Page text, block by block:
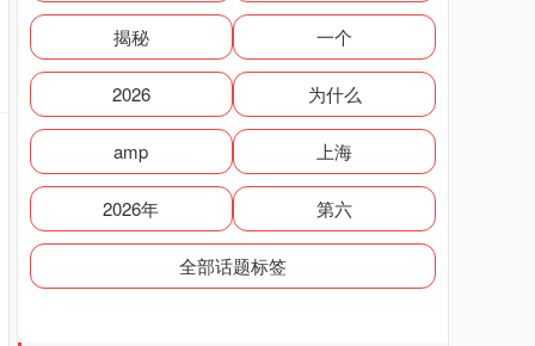
揭秘 一个
2026 为什么
amp 上海
2026年 第六
全部话题标签